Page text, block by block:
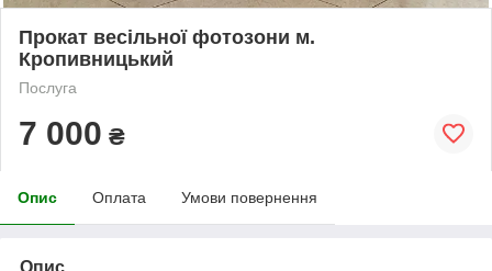
Прокат весільної фотозони м.
Кропивницький
Послуга
7 000 ₴
Опис Оплата Умови повернення
Опис